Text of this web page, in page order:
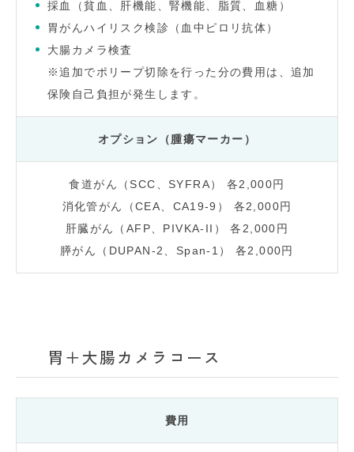
採血（貧血、肝機能、腎機能、脂質、血糖）
胃がんハイリスク検診（血中ピロリ抗体）
大腸カメラ検査
※追加でポリープ切除を行った分の費用は、追加
保険自己負担が発生します。
オプション（腫瘍マーカー）
食道がん（SCC、SYFRA） 各2,000円
消化管がん（CEA、CA19-9） 各2,000円
肝臓がん（AFP、PIVKA-II） 各2,000円
膵がん（DUPAN-2、Span-1） 各2,000円
胃＋大腸カメラコース
費用